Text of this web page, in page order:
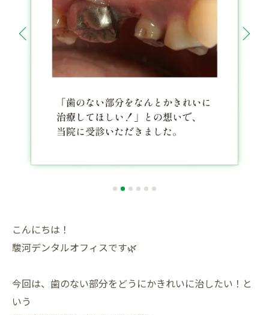
こんにちは！
駿河デンタルオフィスです🌿
今回は、歯のない部分をどうにかきれいに治したい！と
いう